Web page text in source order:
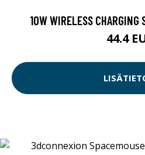
10W WIRELESS
44.4